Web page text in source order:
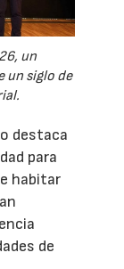
un
un siglo de
destaca
para
habitar
de